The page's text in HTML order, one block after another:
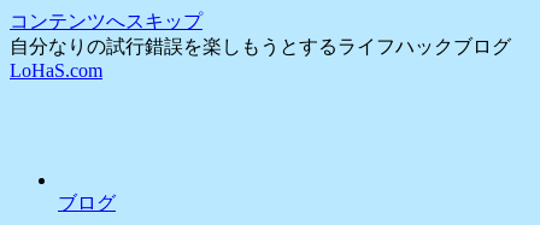
コンテンツへスキップ
自分なりの試行錯誤を楽しもうとするライフハックブログ
LoHaS.com
ブログ